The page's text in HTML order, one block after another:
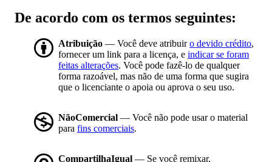
De acordo com os termos seguintes:
Atribuição — Você deve atribuiro devido crédito,
fornecer um link para a licença, e indicar se foram
feitas alterações. Você pode fazê-lo de qualquer
forma razoável, mas não de uma forma que sugira
que o licenciante o apoia ou aprova o seu uso.
NãoComercial — Você não pode usar o material
para fins comerciais.
CompartilhaIgual — Se você remixar,